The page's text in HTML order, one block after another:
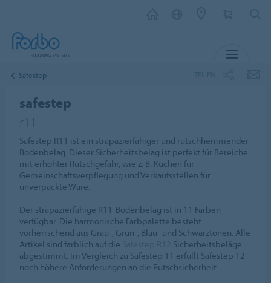
Safestep
safestep
r11
Safestep R11 ist ein strapazierfähiger und rutschhemmender
Bodenbelag. Dieser Sicherheitsbelag ist perfekt für Bereiche
mit erhöhter Rutschgefahr, wie z. B. Küchen für
Gemeinschaftsverpflegung und Verkaufsstellen für
unverpackte Ware.
Der strapazierfähige R11-Bodenbelag ist in 11 Farben
verfügbar. Die harmonische Farbpalette besteht
vorherrschend aus Grau-, Grün-, Blau- und Schwarztönen. Alle
Artikel sind farblich auf die
Sicherheitsbeläge
abgestimmt. Im Vergleich zu Safestep 11 erfüllt Safestep 12
noch höhere Anforderungen an die Rutschsicherheit.